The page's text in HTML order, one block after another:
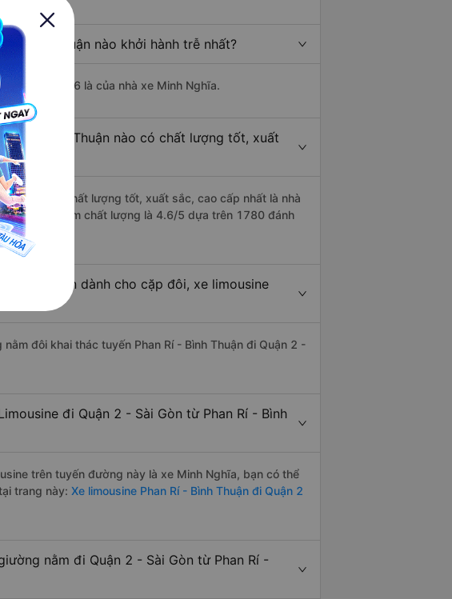
- Bình Thuận nào khởi hành trễ nhất?
vào lúc 16:16 là của nhà xe Minh Nghĩa.
Rí - Bình Thuận nào có chất lượng tốt, xuất
- Sài Gòn chất lượng tốt, xuất sắc, cao cấp nhất là nhà
với điểm chất lượng là 4.6/5 dựa trên 1780 đánh
2 - Sài Gòn dành cho cặp đôi, xe limousine
đôi khai thác tuyến Phan Rí - Bình Thuận đi Quận 2 -
đi Quận 2 - Sài Gòn từ Phan Rí - Bình
trên tuyến đường này là xe Minh Nghĩa, bạn có thể
trang này: Xe limousine Phan Rí - Bình Thuận đi Quận 2
nằm đi Quận 2 - Sài Gòn từ Phan Rí -